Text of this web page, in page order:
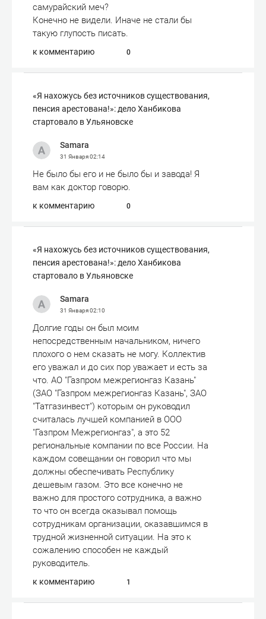
самурайский меч?
Конечно не видели. Иначе не стали бы
такую глупость писать.
к комментарию 0
«Я нахожусь без источников существования,
пенсия арестована!»: дело Ханбикова
стартовало в Ульяновске
Samara
31 Января02:14
Не было бы его и не было бы и завода! Я
вам как доктор говорю.
к комментарию 0
«Я нахожусь без источников существования,
пенсия арестована!»: дело Ханбикова
стартовало в Ульяновске
Samara
31 Января02:10
Долгие годы он был моим
непосредственным начальником, ничего
плохого о нем сказать не могу. Коллектив
его уважал и до сих пор уважает и есть за
что. AО "Газпром межрегионгаз Казань"
(ЗАО "Газпром межрегионгаз Казань", ЗАО
"Татгазинвест") которым он руководил
считалась лучшей компанией в ООО
"Газпром Межрегионгаз", а это 52
региональные компании по все России. На
каждом совещании он говорил что мы
должны обеспечивать Республику
дешевым газом. Это все конечно не
важно для простого сотрудника, а важно
то что он всегда оказывал помощь
сотрудникам организации, оказавшимся в
трудной жизненной ситуации. На это к
сожалению способен не каждый
руководитель.
к комментарию 1